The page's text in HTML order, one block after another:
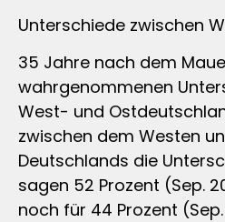
Unterschiede zwischen
35 Jahre nach dem
wahrgenommenen
West- und
zwischen dem Westen
Deutschlands die
sagen 52 Prozent (Sep.
noch für 44 Prozent